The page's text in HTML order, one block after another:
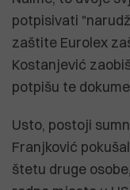
potpisivati
zaštite Eurolex
Kostanjević
potpišu te
Usto, postoji
Franjković
štetu druge